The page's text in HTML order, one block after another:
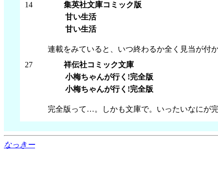
14
集英社文庫コミック版
甘い生活
甘い生活
連載をみていると、いつ終わるか全く見当が付
27
祥伝社コミック文庫
小梅ちゃんが行く!完全版
小梅ちゃんが行く!完全版
完全版って…。しかも文庫で。いったいなにが
なっきー